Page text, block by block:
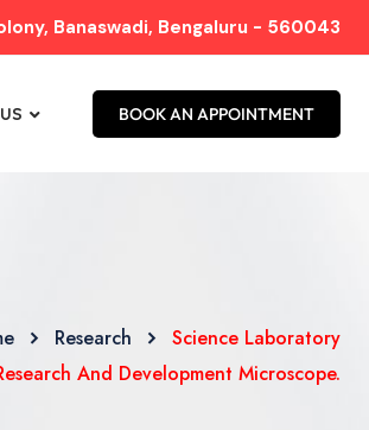
Banaswadi, Bengaluru - 560043
BOOK AN APPOINTMENT
Research
Science Laboratory
And Development Microscope.